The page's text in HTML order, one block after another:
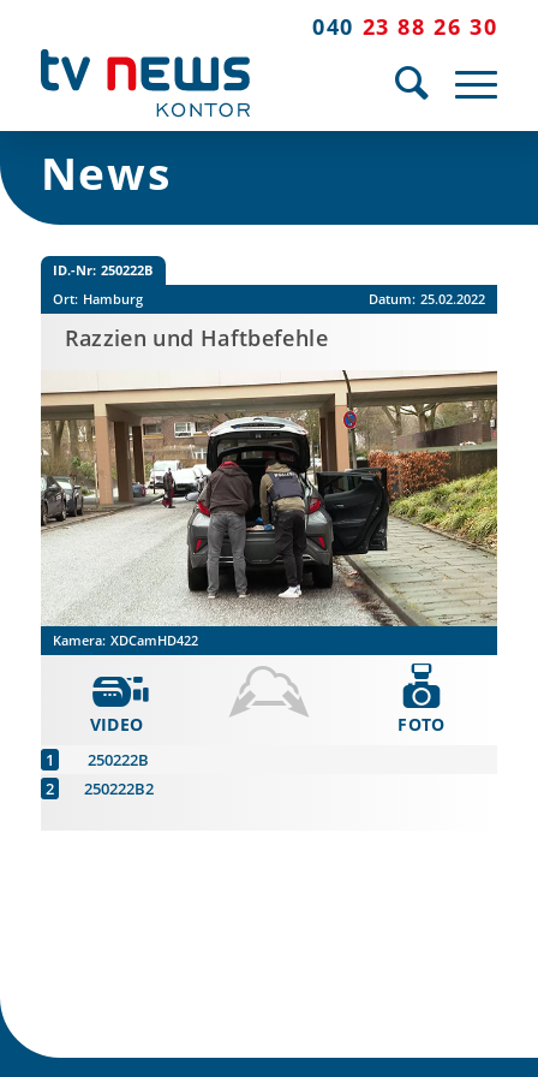
040 23 88 26 30
News
ID.-Nr: 250222B
Ort: Hamburg Datum: 25.02.2022
Razzien und Haftbefehle
Kamera: XDCamHD422
VIDEO
250222B
250222B2
FOTO